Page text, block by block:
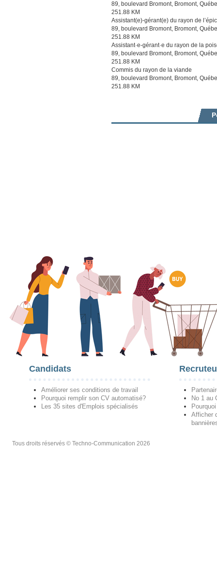
89, boulevard Bromont, Bromont,
251.88 KM
Assistant(e)-gérant(e) du rayon de
89, boulevard Bromont, Bromont,
251.88 KM
Assistant·e-gérant·e du rayon de la
89, boulevard Bromont, Bromont,
251.88 KM
Commis du rayon de la viande
89, boulevard Bromont, Bromont,
251.88 KM
Candidats
Améliorer ses conditions de travail
Pourquoi remplir son CV automatisé?
Les 35 sites d'Emplois spécialisés
No 1 au
Afficher
Tous droits réservés © Techno-Communication 2026